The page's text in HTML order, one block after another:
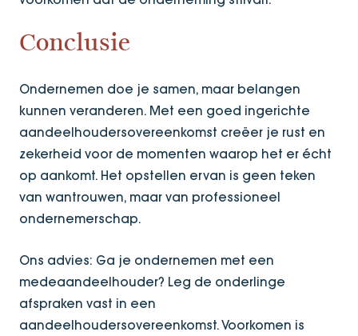
Conclusie
Ondernemen doe je samen, maar belangen
kunnen veranderen. Met een goed ingerichte
aandeelhoudersovereenkomst creëer je rust en
zekerheid voor de momenten waarop het er écht
op aankomt. Het opstellen ervan is geen teken
van wantrouwen, maar van professioneel
ondernemerschap.
Ons advies: Ga je ondernemen met een
medeaandeelhouder? Leg de onderlinge
afspraken vast in een
aandeelhoudersovereenkomst. Voorkomen is